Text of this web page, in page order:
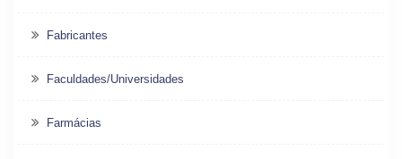
Fabricantes
Faculdades/Universidades
Farmácias